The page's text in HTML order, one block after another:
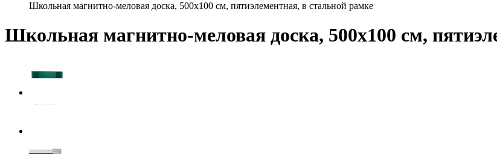
Школьная магнитно-меловая доска, 500х100 см, пятиэлементная, в стальной рамке
Школьная магнитно-меловая доска, 500х100 см,